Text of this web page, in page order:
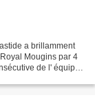
a brillamment
Mougins par 4
de l' équipe